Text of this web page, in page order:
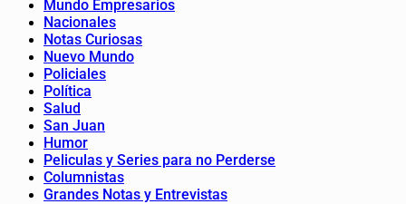
Mundo Empresarios
Nacionales
Notas Curiosas
Nuevo Mundo
Policiales
Política
Salud
San Juan
Humor
Peliculas y Series para no Perderse
Columnistas
Grandes Notas y Entrevistas